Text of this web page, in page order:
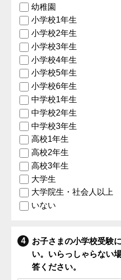
幼稚園
小学校1年生
小学校2年生
小学校3年生
小学校4年生
小学校5年生
小学校6年生
中学校1年生
中学校2年生
中学校3年生
高校1年生
高校2年生
高校3年生
大学生
大学院生・社会人以上
いない
お子さまの小学校受験
い。いらっしゃらない
答ください。